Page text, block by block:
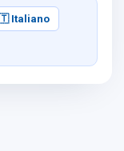
Italiano